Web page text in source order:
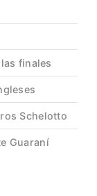
finales
Schelotto
Guaraní